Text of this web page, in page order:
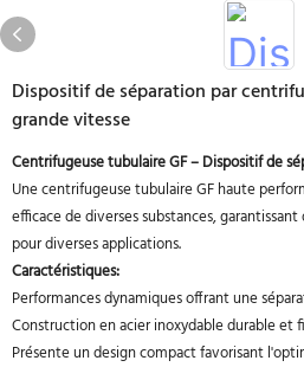
Dispositif de séparation par
grande vitesse
Centrifugeuse tubulaire GF – Dispositif de
Une centrifugeuse tubulaire GF haute
efficace de diverses substances,
pour diverses applications.
Caractéristiques:
Performances dynamiques offrant une
Construction en acier inoxydable durable et
Présente un design compact favorisant